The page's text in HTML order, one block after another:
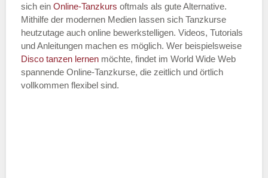
E-Mail*
Name der Tanzschule
sich ein Online-Tanzkurs oftmals als gute Alternative.
Mithilfe der modernen Medien lassen sich Tanzkurse
heutzutage auch online bewerkstelligen. Videos, Tutorials
und Anleitungen machen es möglich. Wer beispielsweise
Disco tanzen lernen möchte, findet im World Wide Web
spannende Online-Tanzkurse, die zeitlich und örtlich
vollkommen flexibel sind.